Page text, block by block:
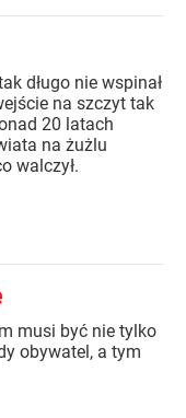
długo nie wspinał
na szczyt tak
20 latach
na żużlu
walczył.
musi być nie tylko
obywatel, a tym